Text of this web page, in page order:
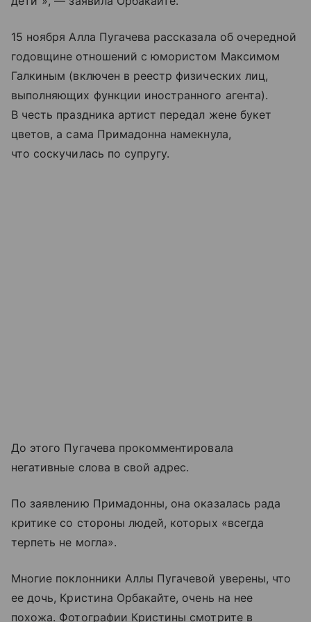
15 ноября Алла Пугачева рассказала об очередной
годовщине отношений с юмористом Максимом
Галкиным (включен в реестр физических лиц,
выполняющих функции иностранного агента).
В честь праздника артист передал жене букет
цветов, а сама Примадонна намекнула,
что соскучилась по супругу.
До этого Пугачева прокомментировала
негативные слова в свой адрес.
По заявлению Примадонны, она оказалась рада
критике со стороны людей, которых «всегда
терпеть не могла».
Многие поклонники Аллы Пугачевой уверены, что
ее дочь, Кристина Орбакайте, очень на нее
похожа. Фотографии Кристины смотрите в